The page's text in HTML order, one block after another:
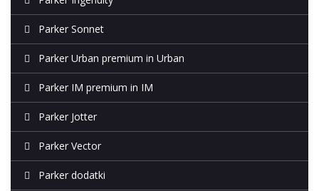
Parker Sonnet
Parker Urban premium in Urban
Parker IM premium in IM
Parker Jotter
Parker Vector
Parker dodatki